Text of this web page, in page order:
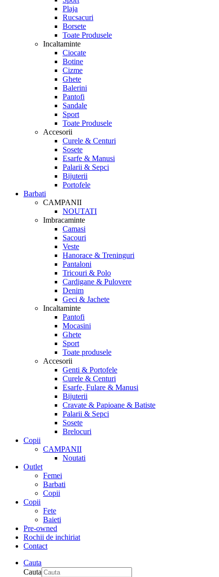
Plaja
Rucsacuri
Borsete
Toate Produsele
Incaltaminte
Ciocate
Botine
Cizme
Ghete
Balerini
Pantofi
Sandale
Sport
Toate Produsele
Accesorii
Curele & Centuri
Sosete
Esarfe & Manusi
Palarii & Sepci
Bijuterii
Portofele
Barbati
CAMPANII
NOUTATI
Imbracaminte
Camasi
Sacouri
Veste
Hanorace & Treninguri
Pantaloni
Tricouri & Polo
Cardigane & Pulovere
Denim
Geci & Jachete
Incaltaminte
Pantofi
Mocasini
Ghete
Sport
Toate produsele
Accesorii
Genti & Portofele
Curele & Centuri
Esarfe, Fulare & Manusi
Bijuterii
Cravate & Papioane & Batiste
Palarii & Sepci
Sosete
Brelocuri
Copii
CAMPANII
Noutati
Outlet
Femei
Barbati
Copii
Copii
Fete
Baieti
Pre-owned
Rochii de inchiriat
Contact
Cauta
Cauta